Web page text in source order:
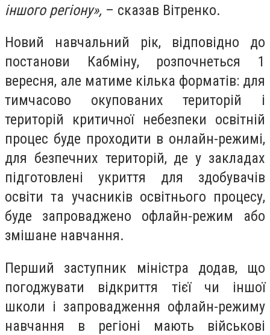
іншого регіону», – сказав Вітренко.
Новий навчальний рік, відповідно до
постанови Кабміну, розпочнеться 1
вересня, але матиме кілька форматів: для
тимчасово окупованих територій і
територій критичної небезпеки освітній
процес буде проходити в онлайн-режимі,
для безпечних територій, де у закладах
підготовлені укриття для здобувачів
освіти та учасників освітнього процесу,
буде запроваджено офлайн-режим або
змішане навчання.
Перший заступник міністра додав, що
погоджувати відкриття тієї чи іншої
школи і запровадження офлайн-режиму
навчання в регіоні мають військові